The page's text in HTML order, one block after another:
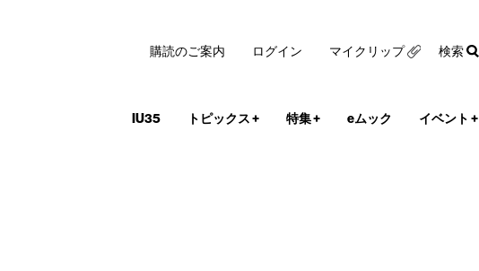
IU35 トピックス+ 特集+ eムック イベント +
購読のご案内 ログイン マイクリップ 検索